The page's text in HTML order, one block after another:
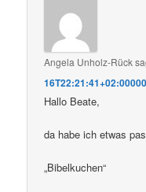
Angela Unholz-Rück
Hallo Beate,
da habe ich etwas
„Bibelkuchen“